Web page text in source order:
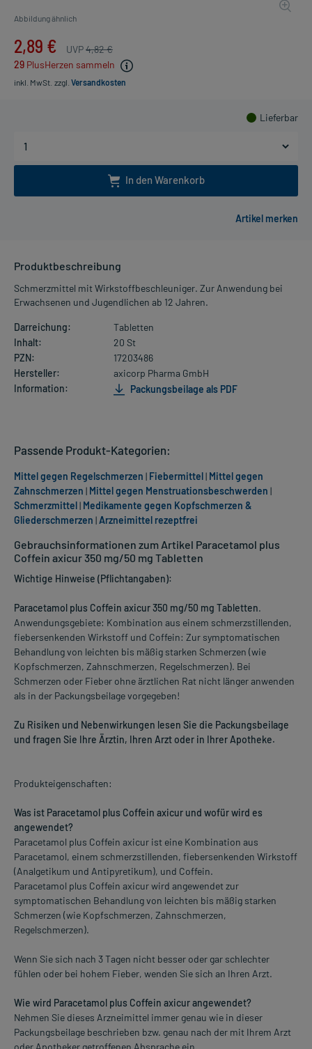
Abbildung ähnlich
2,89 € UVP4,82 €
29 PlusHerzen sammeln
inkl. MwSt. zzgl. Versandkosten
Lieferbar
In den Warenkorb
Produktbeschreibung
Schmerzmittel mit Wirkstoffbeschleuniger. Zur Anwendung bei
Erwachsenen und Jugendlichen ab 12 Jahren.
Darreichung:
Tabletten
Inhalt:
20 St
PZN:
17203486
Hersteller:
axicorp Pharma GmbH
Information:
Packungsbeilage als PDF
Gebrauchsinformationen zum Artikel Paracetamol plus
Coffein axicur 350 mg/50 mg Tabletten
Wichtige Hinweise (Pflichtangaben):
Paracetamol plus Coffein axicur 350 mg/50 mg Tabletten.
Anwendungsgebiete: Kombination aus einem schmerzstillenden,
fiebersenkenden Wirkstoff und Coffein: Zur symptomatischen
Behandlung von leichten bis mäßig starken Schmerzen (wie
Kopfschmerzen, Zahnschmerzen, Regelschmerzen). Bei
Schmerzen oder Fieber ohne ärztlichen Rat nicht länger anwenden
als in der Packungsbeilage vorgegeben!
Zu Risiken und Nebenwirkungen lesen Sie die Packungsbeilage
und fragen Sie Ihre Ärztin, Ihren Arzt oder in Ihrer Apotheke.
Produkteigenschaften:
Was ist Paracetamol plus Coffein axicur und wofür wird es
angewendet?
Paracetamol plus Coffein axicur ist eine Kombination aus
Paracetamol, einem schmerzstillenden, fiebersenkenden Wirkstoff
(Analgetikum und Antipyretikum), und Coffein.
Paracetamol plus Coffein axicur wird angewendet zur
symptomatischen Behandlung von leichten bis mäßig starken
Schmerzen (wie Kopfschmerzen, Zahnschmerzen,
Regelschmerzen).
Wenn Sie sich nach 3 Tagen nicht besser oder gar schlechter
fühlen oder bei hohem Fieber, wenden Sie sich an Ihren Arzt.
Wie wird Paracetamol plus Coffein axicur angewendet?
Nehmen Sie dieses Arzneimittel immer genau wie in dieser
Packungsbeilage beschrieben bzw. genau nach der mit Ihrem Arzt
oder Apotheker getroffenen Absprache ein.
Passende Produkt-Kategorien:
Mittel gegen Regelschmerzen | Fiebermittel| Mittel gegen
Zahnschmerzen | Mittel gegen Menstruationsbeschwerden |
Schmerzmittel| Medikamente gegen Kopfschmerzen &
Gliederschmerzen |Arzneimittel rezeptfrei